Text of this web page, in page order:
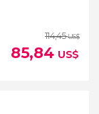
Tirana
castillo
114,45US$
85,84 US$